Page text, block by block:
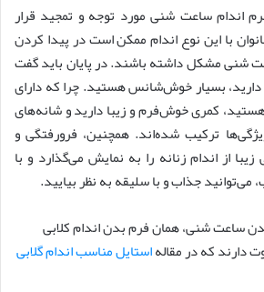
اندام ساعت شنی مورد توجه و تمجید قرار
با این نوع اندام ممکن است در پیدا کردن
شنی مشکل داشته باشند. در پایان باید گفت
دارید، بسیار خوش‌شانس هستید. چرا که دارای
کمری خوش‌فرم و زیبا دارید و شانه‌های
ترکیب شده‌اند. همچنین، فرورفتگی و
از اندام زنانه را به نمایش می‌گذارد و با
می‌توانید جذاب و با سلیقه به نظر بیایید.
ساعت شنی، همان فرم بدن اندام کلابی
دارند که در مقالهاستایل مناسب اندام گلابی